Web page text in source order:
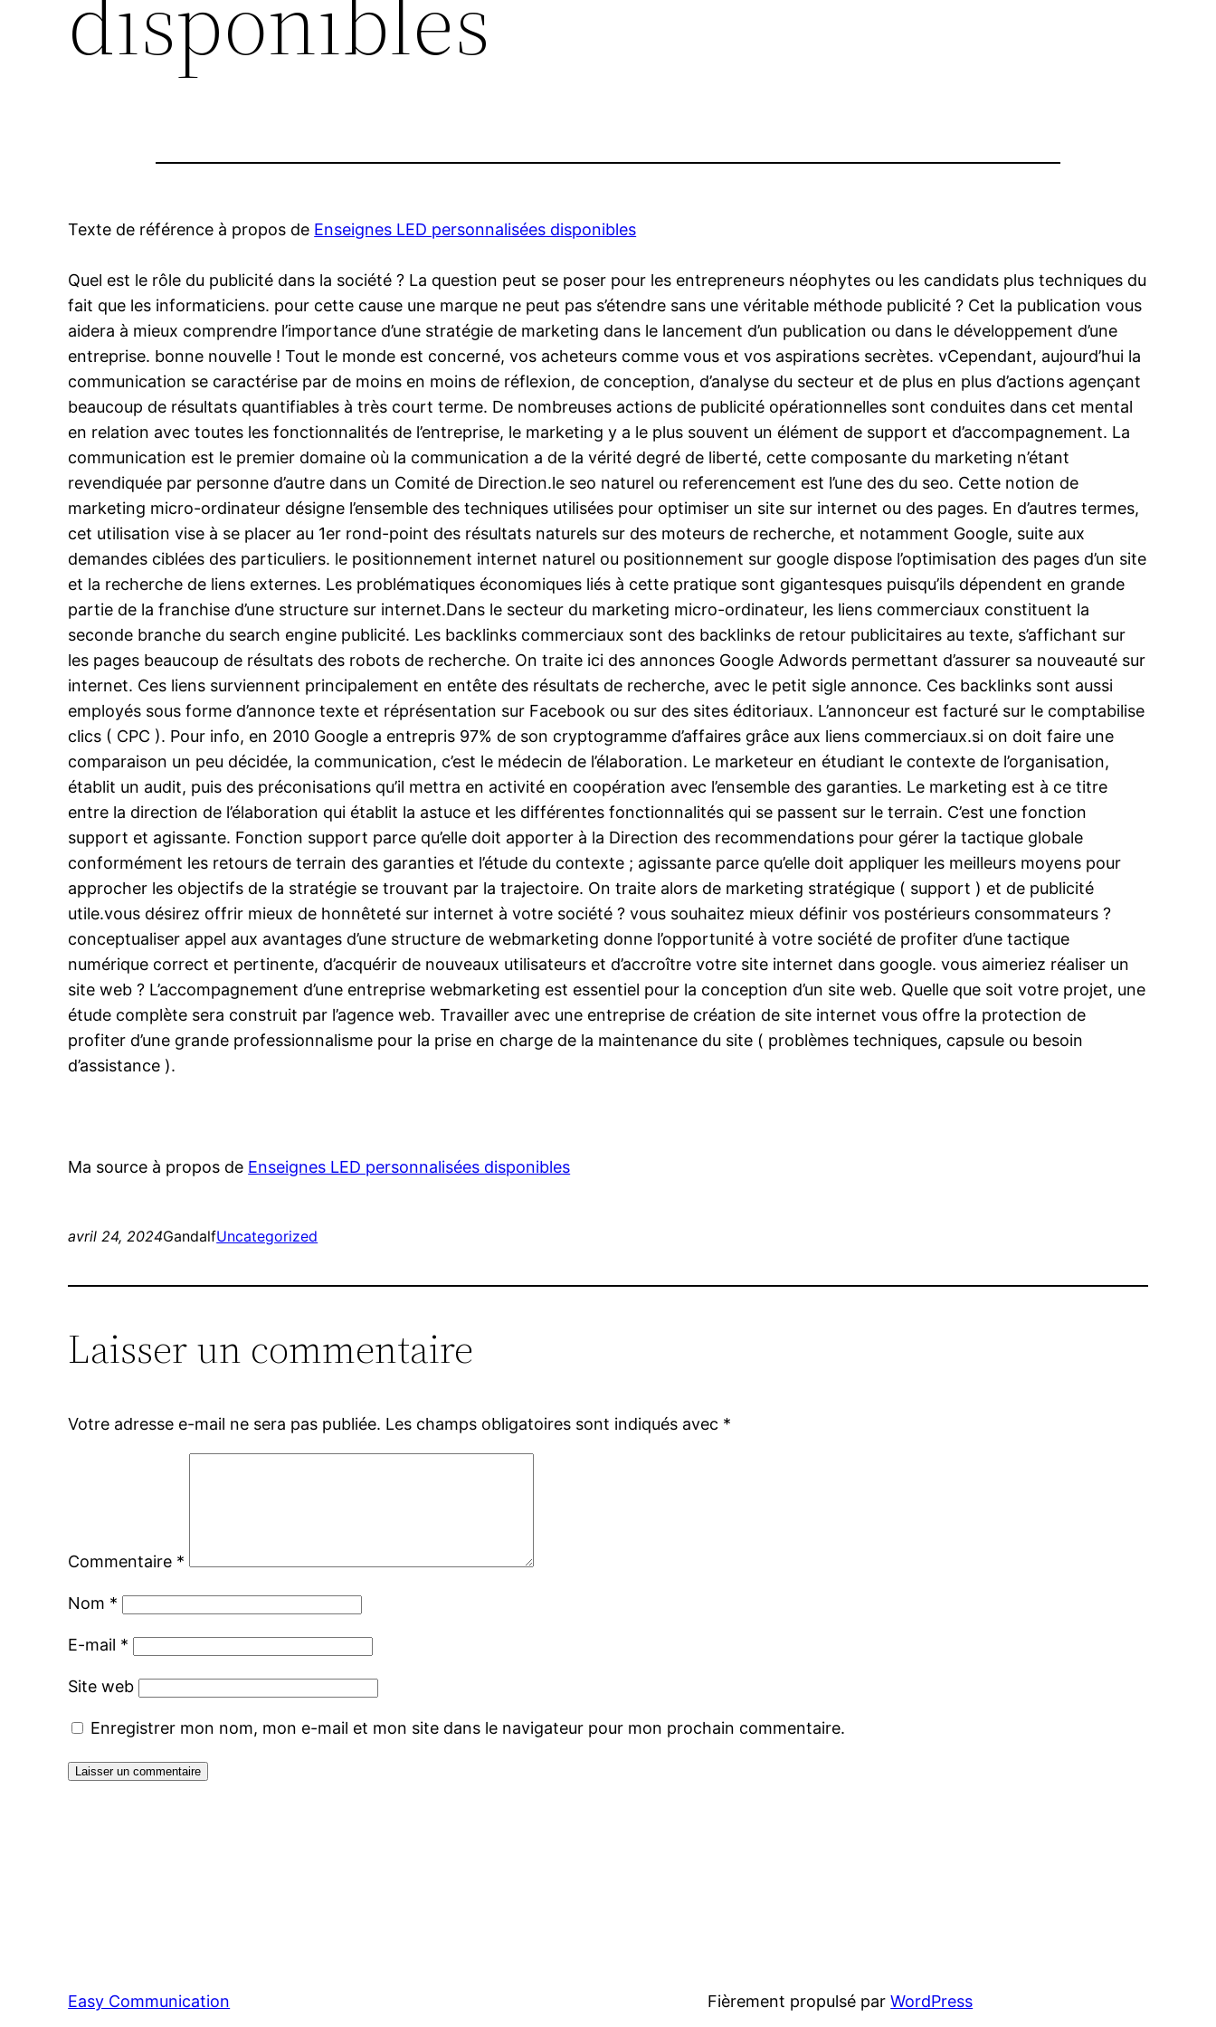
Texte de référence à propos de Enseignes LED personnalisées disponibles
Quel est le rôle du publicité dans la société ? La question peut se poser pour les entrepreneurs néophytes ou les candidats plus techniques du
fait que les informaticiens. pour cette cause une marque ne peut pas s’étendre sans une véritable méthode publicité ? Cet la publication vous
aidera à mieux comprendre l’importance d’une stratégie de marketing dans le lancement d’un publication ou dans le développement d’une
entreprise. bonne nouvelle ! Tout le monde est concerné, vos acheteurs comme vous et vos aspirations secrètes. vCependant, aujourd’hui la
communication se caractérise par de moins en moins de réflexion, de conception, d’analyse du secteur et de plus en plus d’actions agençant
beaucoup de résultats quantifiables à très court terme. De nombreuses actions de publicité opérationnelles sont conduites dans cet mental
en relation avec toutes les fonctionnalités de l’entreprise, le marketing y a le plus souvent un élément de support et d’accompagnement. La
communication est le premier domaine où la communication a de la vérité degré de liberté, cette composante du marketing n’étant
revendiquée par personne d’autre dans un Comité de Direction.le seo naturel ou referencement est l’une des du seo. Cette notion de
marketing micro-ordinateur désigne l’ensemble des techniques utilisées pour optimiser un site sur internet ou des pages. En d’autres termes,
cet utilisation vise à se placer au 1er rond-point des résultats naturels sur des moteurs de recherche, et notamment Google, suite aux
demandes ciblées des particuliers. le positionnement internet naturel ou positionnement sur google dispose l’optimisation des pages d’un site
et la recherche de liens externes. Les problématiques économiques liés à cette pratique sont gigantesques puisqu’ils dépendent en grande
partie de la franchise d’une structure sur internet.Dans le secteur du marketing micro-ordinateur, les liens commerciaux constituent la
seconde branche du search engine publicité. Les backlinks commerciaux sont des backlinks de retour publicitaires au texte, s’affichant sur
les pages beaucoup de résultats des robots de recherche. On traite ici des annonces Google Adwords permettant d’assurer sa nouveauté sur
internet. Ces liens surviennent principalement en entête des résultats de recherche, avec le petit sigle annonce. Ces backlinks sont aussi
employés sous forme d’annonce texte et réprésentation sur Facebook ou sur des sites éditoriaux. L’annonceur est facturé sur le comptabilise
clics ( CPC ). Pour info, en 2010 Google a entrepris 97% de son cryptogramme d’affaires grâce aux liens commerciaux.si on doit faire une
comparaison un peu décidée, la communication, c’est le médecin de l’élaboration. Le marketeur en étudiant le contexte de l’organisation,
établit un audit, puis des préconisations qu’il mettra en activité en coopération avec l’ensemble des garanties. Le marketing est à ce titre
entre la direction de l’élaboration qui établit la astuce et les différentes fonctionnalités qui se passent sur le terrain. C’est une fonction
support et agissante. Fonction support parce qu’elle doit apporter à la Direction des recommendations pour gérer la tactique globale
conformément les retours de terrain des garanties et l’étude du contexte ; agissante parce qu’elle doit appliquer les meilleurs moyens pour
approcher les objectifs de la stratégie se trouvant par la trajectoire. On traite alors de marketing stratégique ( support ) et de publicité
utile.vous désirez offrir mieux de honnêteté sur internet à votre société ? vous souhaitez mieux définir vos postérieurs consommateurs ?
conceptualiser appel aux avantages d’une structure de webmarketing donne l’opportunité à votre société de profiter d’une tactique
numérique correct et pertinente, d’acquérir de nouveaux utilisateurs et d’accroître votre site internet dans google. vous aimeriez réaliser un
site web ? L’accompagnement d’une entreprise webmarketing est essentiel pour la conception d’un site web. Quelle que soit votre projet, une
étude complète sera construit par l’agence web. Travailler avec une entreprise de création de site internet vous offre la protection de
profiter d’une grande professionnalisme pour la prise en charge de la maintenance du site ( problèmes techniques, capsule ou besoin
d’assistance ).
Ma source à propos de Enseignes LED personnalisées disponibles
avril 24, 2024GandalfUncategorized
Laisser un commentaire
Votre adresse e-mail ne sera pas publiée. Les champs obligatoires sont indiqués avec *
Commentaire *
Nom *
E-mail *
Site web
Enregistrer mon nom, mon e-mail et mon site dans le navigateur pour mon prochain commentaire.
Easy Communication Fièrement propulsé parWordPress